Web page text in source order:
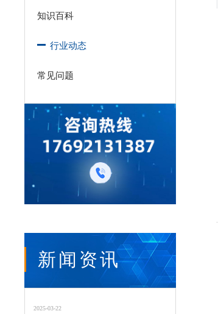
知识百科
行业动态
常见问题
新闻资讯
2025-03-22